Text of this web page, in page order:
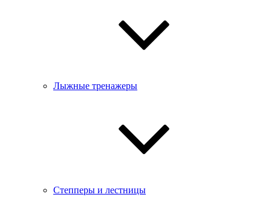
Лыжные тренажеры
Степперы и лестницы